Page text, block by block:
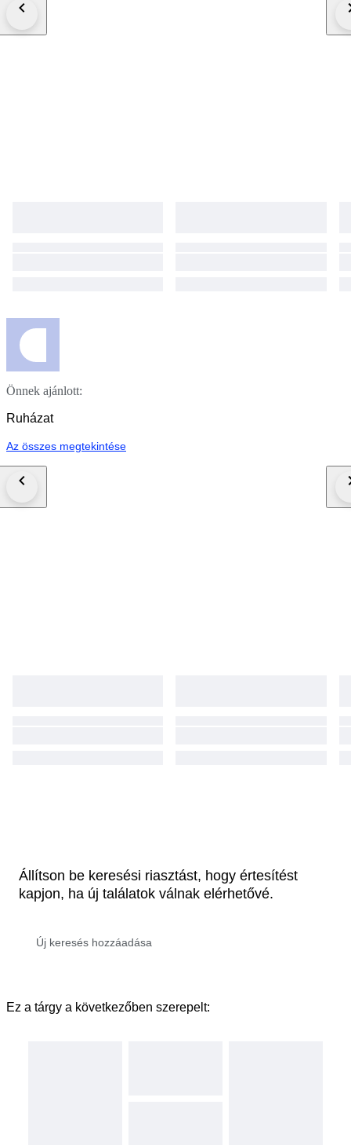
nelle foto), Fianchi morbidi. Composizione: 100% Viscosa Finitura: Jersey
€1395
Önnek ajánlott:
Ruházat
Az összes megtekintése
Állítson be keresési riasztást, hogy értesítést
kapjon, ha új találatok válnak elérhetővé.
Ez a tárgy a következőben szerepelt: